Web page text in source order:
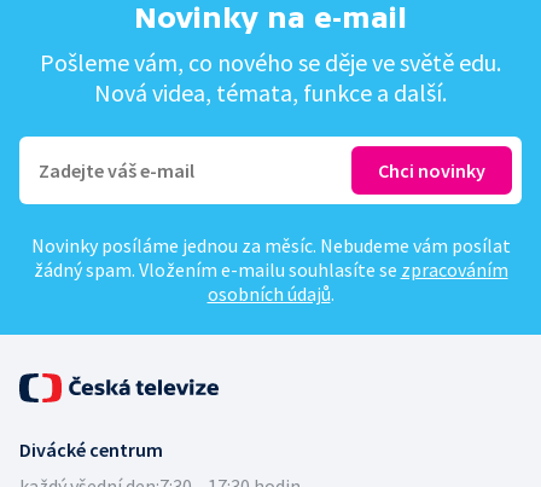
Novinky na e-mail
Pošleme vám, co nového se děje ve světě edu.
Nová videa, témata, funkce a další.
Novinky posíláme jednou za měsíc. Nebudeme vám posílat
žádný spam. Vložením e-mailu souhlasíte se zpracováním
osobních údajů.